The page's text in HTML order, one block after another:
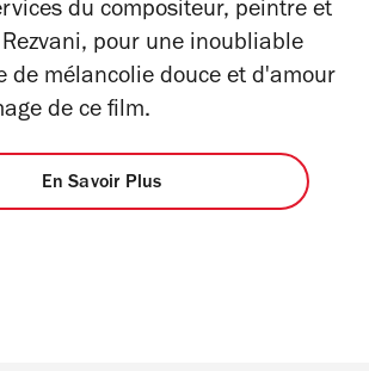
du compositeur, peintre et
pour une inoubliable
de mélancolie douce et d'amour
de ce film.
En Savoir Plus